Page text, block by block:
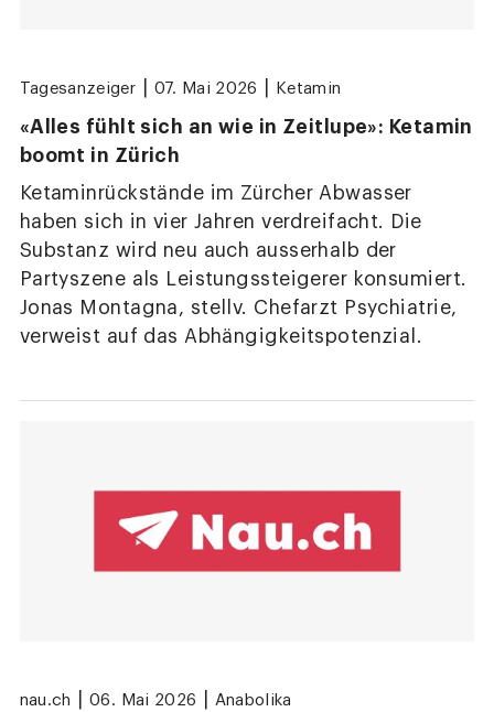
Tagesanzeiger 07. Mai 2026 Ketamin
«Alles fühlt sich an wie in Zeitlupe»: Ketamin
boomt in Zürich
Ketaminrückstände im Zürcher Abwasser
haben sich in vier Jahren verdreifacht. Die
Substanz wird neu auch ausserhalb der
Partyszene als Leistungssteigerer konsumiert.
Jonas Montagna, stellv. Chefarzt Psychiatrie,
verweist auf das Abhängigkeitspotenzial.
nau.ch 06. Mai 2026 Anabolika